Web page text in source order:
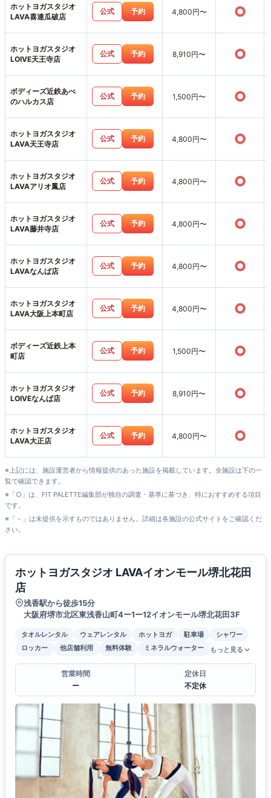
ホットヨガスタジオ
LAVA喜連瓜破店
公式 予約 4,800円〜 ○
ホットヨガスタジオ
LOIVE天王寺店
公式 予約 8,910円〜 ○
ボディーズ近鉄あべ
のハルカス店
公式 予約 1,500円〜 ○
ホットヨガスタジオ
LAVA天王寺店
公式 予約 4,800円〜 ○
ホットヨガスタジオ
LAVAアリオ鳳店
公式 予約 4,800円〜 ○
ホットヨガスタジオ
LAVA藤井寺店
公式 予約 4,800円〜 ○
ホットヨガスタジオ
LAVAなんば店
公式 予約 4,800円〜 ○
ホットヨガスタジオ
LAVA大阪上本町店
公式 予約 4,800円〜 ○
ボディーズ近鉄上本
町店
公式 予約 1,500円〜 ○
ホットヨガスタジオ
LOIVEなんば店
公式 予約 8,910円〜 ○
ホットヨガスタジオ
LAVA大正店
公式 予約 4,800円〜 ○
※上記には、施設運営者から情報提供のあった施設を掲載しています。全施設は下の一
覧で確認できます。
※「○」は、FIT PALETTE編集部が独自の調査・基準に基づき、特におすすめする項目
です。
※「－」は未提供を示すものではありません。詳細は各施設の公式サイトをご確認くだ
さい。
ホットヨガスタジオ LAVAイオンモール堺北花田
店
浅香駅から徒歩15分
大阪府堺市北区東浅香山町4ー1ー12イオンモール堺北花田3F
タオルレンタル ウェアレンタル ホットヨガ 駐車場
シャワー
ロッカー
他店舗利用 無料体験 ミネラルウォーター もっと見る
営業時間
ー
定休日
不定休